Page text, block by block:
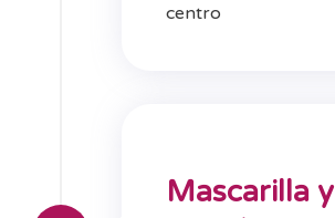
centro
Mascarilla y